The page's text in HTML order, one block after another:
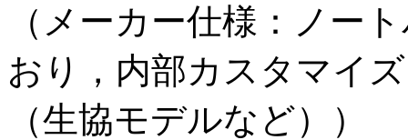
（メーカー仕様：ノー
おり，内部カスタマイ
（生協モデルなど））